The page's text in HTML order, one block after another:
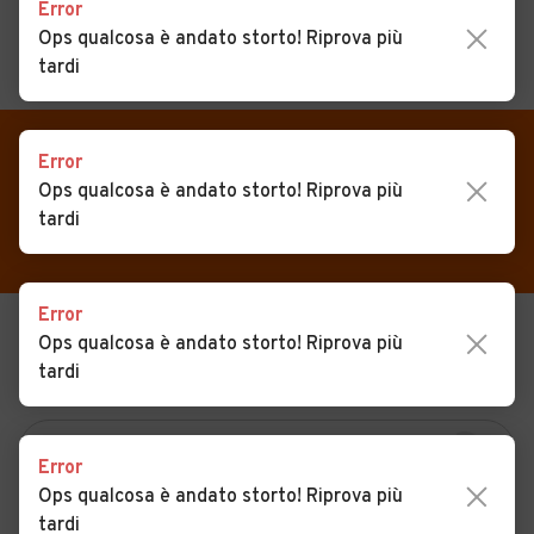
CERCA
Auto
Auto usate
Auto Km 0
Noleggio a lungo termine
Camper
VENDI
MAGAZINE
ACCEDI
Auto usate in vendita Simeri
USATO
NUOVO
Error
Ops qualcosa è andato storto! Riprova più
tardi
Error
Ops qualcosa è andato storto! Riprova più
tardi
Error
Ops qualcosa è andato storto! Riprova più
tardi
Error
Ops qualcosa è andato storto! Riprova più
tardi